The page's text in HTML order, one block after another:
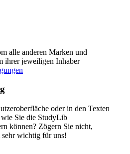
alle anderen Marken und
ihrer jeweiligen Inhaber
oder in den Texten
wie Sie die StudyLib
können? Zögern Sie nicht,
sehr wichtig für uns!